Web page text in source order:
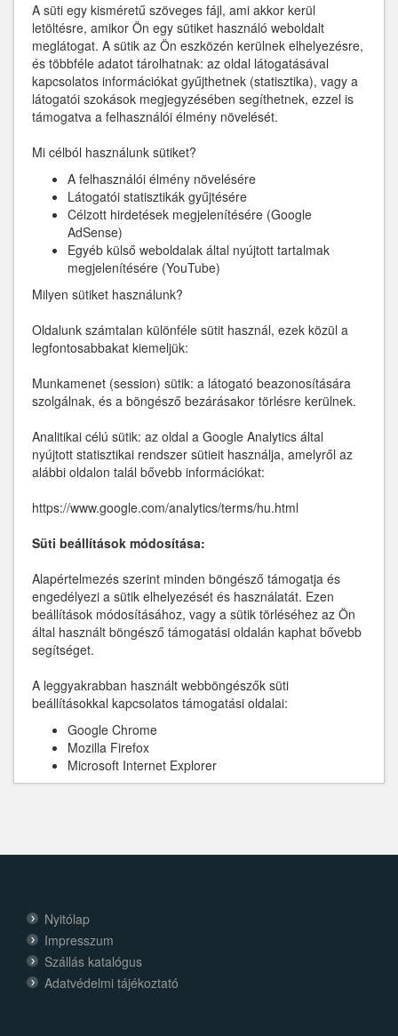
A süti egy kisméretű szöveges fájl, ami akkor kerül
letöltésre, amikor Ön egy sütiket használó weboldalt
meglátogat. A sütik az Ön eszközén kerülnek elhelyezésre,
és többféle adatot tárolhatnak: az oldal látogatásával
kapcsolatos információkat gyűjthetnek (statisztika), vagy a
látogatói szokások megjegyzésében segíthetnek, ezzel is
támogatva a felhasználói élmény növelését.
Mi célból használunk sütiket?
A felhasználói élmény növelésére
Látogatói statisztikák gyűjtésére
Célzott hirdetések megjelenítésére (Google
AdSense)
Egyéb külső weboldalak által nyújtott tartalmak
megjelenítésére (YouTube)
Milyen sütiket használunk?
Oldalunk számtalan különféle sütit használ, ezek közül a
legfontosabbakat kiemeljük:
Munkamenet (session) sütik: a látogató beazonosítására
szolgálnak, és a böngésző bezárásakor törlésre kerülnek.
Analitikai célú sütik: az oldal a Google Analytics által
nyújtott statisztikai rendszer sütieit használja, amelyről az
alábbi oldalon talál bővebb információkat:
https://www.google.com/analytics/terms/hu.html
Süti beállítások módosítása:
Alapértelmezés szerint minden böngésző támogatja és
engedélyezi a sütik elhelyezését és használatát. Ezen
beállítások módosításához, vagy a sütik törléséhez az Ön
által használt böngésző támogatási oldalán kaphat bővebb
segítséget.
A leggyakrabban használt webböngészők süti
beállításokkal kapcsolatos támogatási oldalai:
Google Chrome
Mozilla Firefox
Microsoft Internet Explorer
Nyitólap
Impresszum
Szállás katalógus
Adatvédelmi tájékoztató